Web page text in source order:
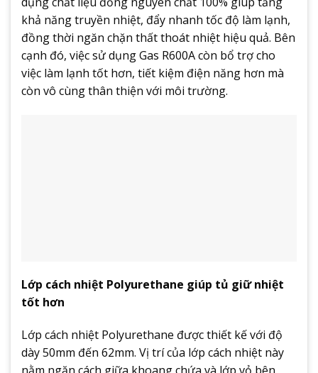
khả năng truyền nhiệt, đẩy nhanh tốc độ làm lạnh,
đồng thời ngăn chặn thất thoát nhiệt hiệu quả. Bên
cạnh đó, việc sử dụng Gas R600A còn bổ trợ cho
việc làm lạnh tốt hơn, tiết kiệm điện năng hơn mà
còn vô cùng thân thiện với môi trường.
Lớp cách nhiệt Polyurethane giúp tủ giữ nhiệt
tốt hơn
Lớp cách nhiệt Polyurethane được thiết kế với độ
dày 50mm đến 62mm. Vị trí của lớp cách nhiệt này